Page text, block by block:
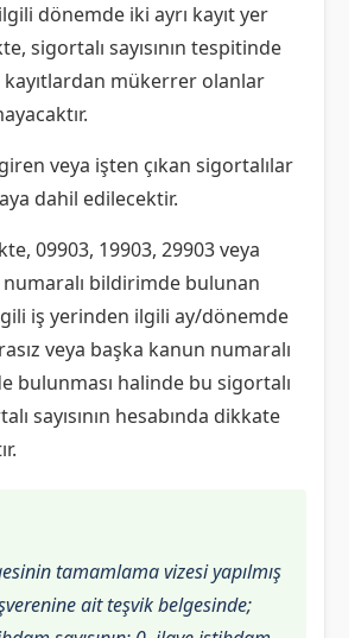
dönemde iki ayrı kayıt yer
sigortalı sayısının tespitinde
mükerrer olanlar
veya işten çıkan sigortalılar
dahil edilecektir.
09903, 19903, 29903 veya
bildirimde bulunan
iş yerinden ilgili ay/dönemde
veya başka kanun numaralı
bulunması halinde bu sigortalı
sayısının hesabında dikkate
tamamlama vizesi yapılmış
ait teşvik belgesinde;